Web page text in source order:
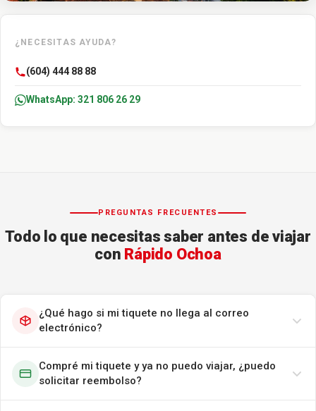
¿NECESITAS AYUDA?
(604) 444 88 88
WhatsApp: 321 806 26 29
PREGUNTAS FRECUENTES
Todo lo que necesitas saber antes de viajar
con Rápido Ochoa
¿Qué hago si mi tiquete no llega al correo
electrónico?
Compré mi tiquete y ya no puedo viajar, ¿puedo
solicitar reembolso?